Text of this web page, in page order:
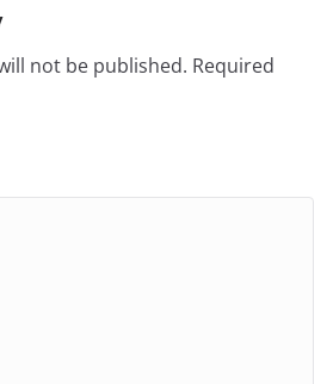
not be published. Required